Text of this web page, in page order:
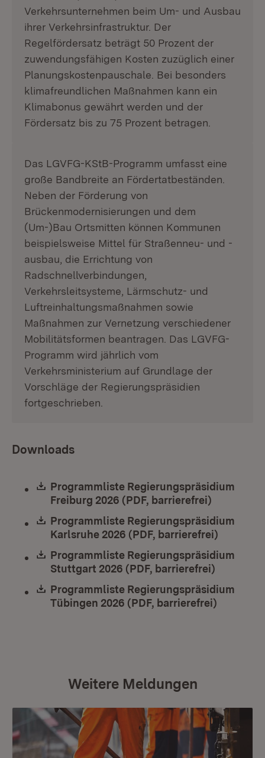
Verkehrsunternehmen beim Um- und Ausbau
ihrer Verkehrsinfrastruktur. Der
Regelfördersatz beträgt 50 Prozent der
zuwendungsfähigen Kosten zuzüglich einer
Planungskostenpauschale. Bei besonders
klimafreundlichen Maßnahmen kann ein
Klimabonus gewährt werden und der
Fördersatz bis zu 75 Prozent betragen.
Das LGVFG-KStB-Programm umfasst eine
große Bandbreite an Fördertatbeständen.
Neben der Förderung von
Brückenmodernisierungen und dem
(Um-)Bau Ortsmitten können Kommunen
beispielsweise Mittel für Straßenneu- und -
ausbau, die Errichtung von
Radschnellverbindungen,
Verkehrsleitsysteme, Lärmschutz- und
Luftreinhaltungsmaßnahmen sowie
Maßnahmen zur Vernetzung verschiedener
Mobilitätsformen beantragen. Das LGVFG-
Programm wird jährlich vom
Verkehrsministerium auf Grundlage der
Vorschläge der Regierungspräsidien
fortgeschrieben.
Downloads
Download:
Programmliste Regierungspräsidium
Freiburg 2026 (PDF, barrierefrei)
Download:
Programmliste Regierungspräsidium
Karlsruhe 2026 (PDF, barrierefrei)
Download:
Programmliste Regierungspräsidium
Stuttgart 2026 (PDF, barrierefrei)
Download:
Programmliste Regierungspräsidium
Tübingen 2026 (PDF, barrierefrei)
Weitere Meldungen